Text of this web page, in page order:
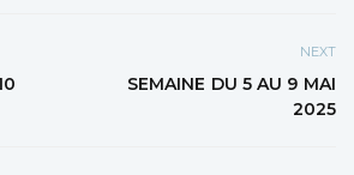
NEXT
SEMAINE DU 5 AU 9 MAI
2025